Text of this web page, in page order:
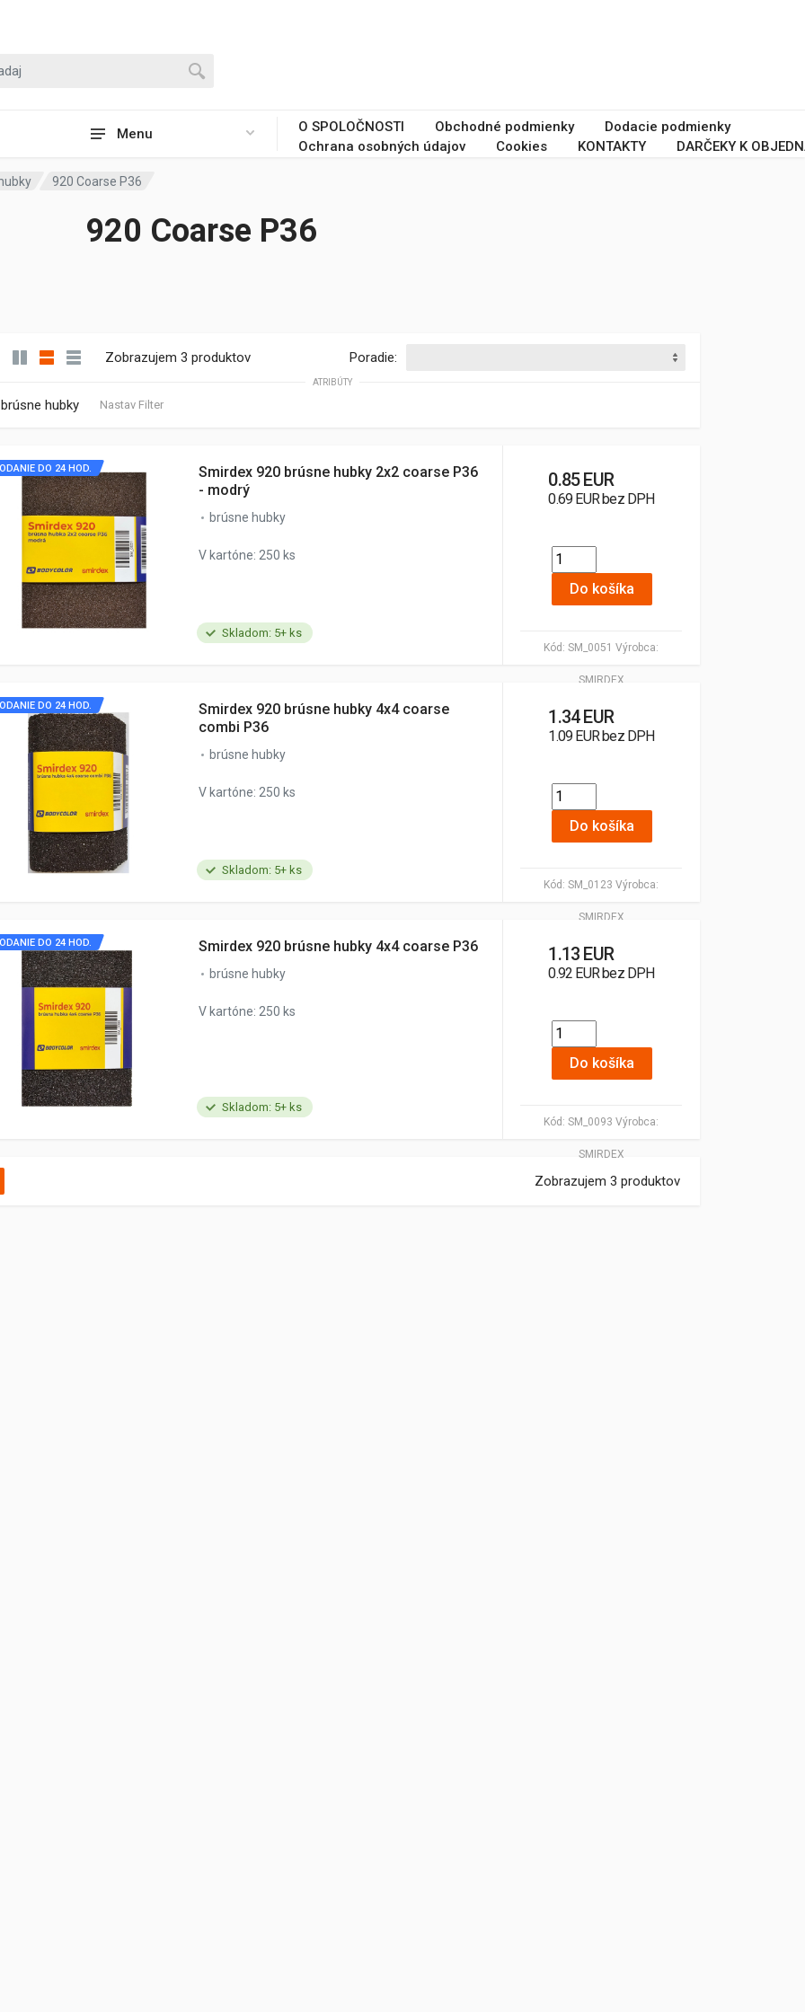
Menu O SPOLOČNOSTI Obchodné podmienky
Dodacie podmienky
Ochrana osobných údajov
Cookies KONTAKTY DARČEKY K
920 Coarse P36
920 Coarse P36
Zobrazujem 3 produktov Poradie:
ATRIBÚTY
brúsne hubky Nastav Filter
Skladom: 5+ ks
Kód: SM_0051 Výrobca:
SMIRDEX
DO 24 HOD.
Smirdex 920 brúsne hubky 2x2 coarse P36
- modrý
brúsne hubky
V kartóne: 250 ks
0.85 EUR
0.69 EUR bez DPH
Do košíka
Skladom: 5+ ks
Kód: SM_0123 Výrobca:
SMIRDEX
DO 24 HOD.
Smirdex 920 brúsne hubky 4x4 coarse
combi P36
brúsne hubky
V kartóne: 250 ks
1.34 EUR
1.09 EUR bez DPH
Do košíka
Skladom: 5+ ks
Kód: SM_0093 Výrobca:
SMIRDEX
DO 24 HOD. Smirdex 920 brúsne hubky 4x4 coarse P36
brúsne hubky
V kartóne: 250 ks
1.13 EUR
0.92 EUR bez DPH
Do košíka
Zobrazujem 3 produktov